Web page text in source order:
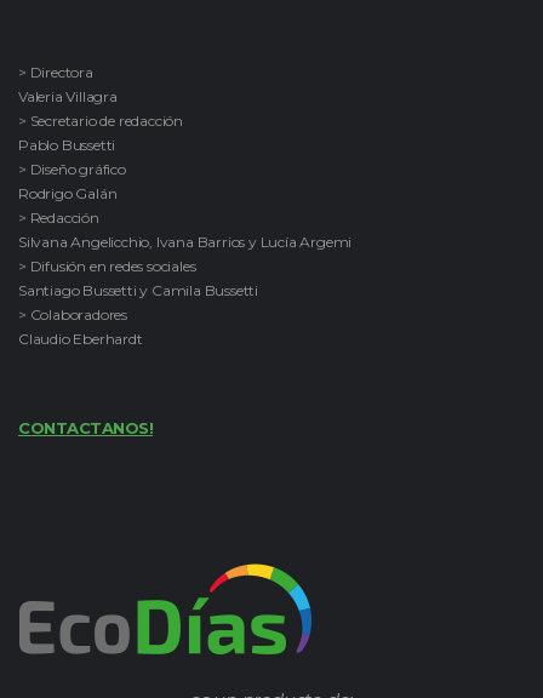
> Directora
Valeria Villagra
> Secretario de redacción
Pablo Bussetti
> Diseño gráfico
Rodrigo Galán
> Redacción
Silvana Angelicchio, Ivana Barrios y Lucía Argemi
> Difusión en redes sociales
Santiago Bussetti y Camila Bussetti
> Colaboradores
Claudio Eberhardt
CONTACTANOS!